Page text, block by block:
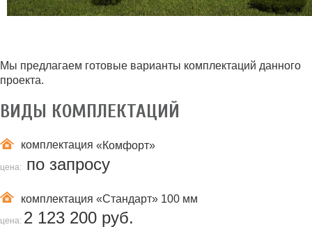
Мы предлагаем готовые варианты комплектаций данного
проекта.
ВИДЫ КОМПЛЕКТАЦИЙ
комплектация «Комфорт»
цена: по запросу
комплектация «Стандарт» 100 мм
цена: 2 123 200 руб.